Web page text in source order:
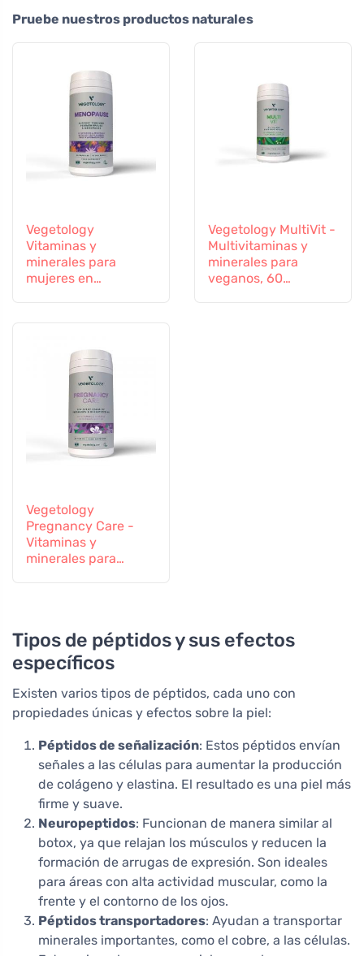
Pruebe nuestros productos naturales
Vegetology
Vitaminas y
minerales para
mujeres en
Vegetology MultiVit -
Multivitaminas y
minerales para
veganos, 60
Vegetology
Pregnancy Care -
Vitaminas y
minerales para
Tipos de péptidos y sus efectos
específicos
Existen varios tipos de péptidos, cada uno con
propiedades únicas y efectos sobre la piel:
Péptidos de señalización: Estos péptidos envían
señales a las células para aumentar la producción
de colágeno y elastina. El resultado es una piel más
firme y suave.
Neuropeptidos: Funcionan de manera similar al
botox, ya que relajan los músculos y reducen la
formación de arrugas de expresión. Son ideales
para áreas con alta actividad muscular, como la
frente y el contorno de los ojos.
Péptidos transportadores: Ayudan a transportar
minerales importantes, como el cobre, a las células.